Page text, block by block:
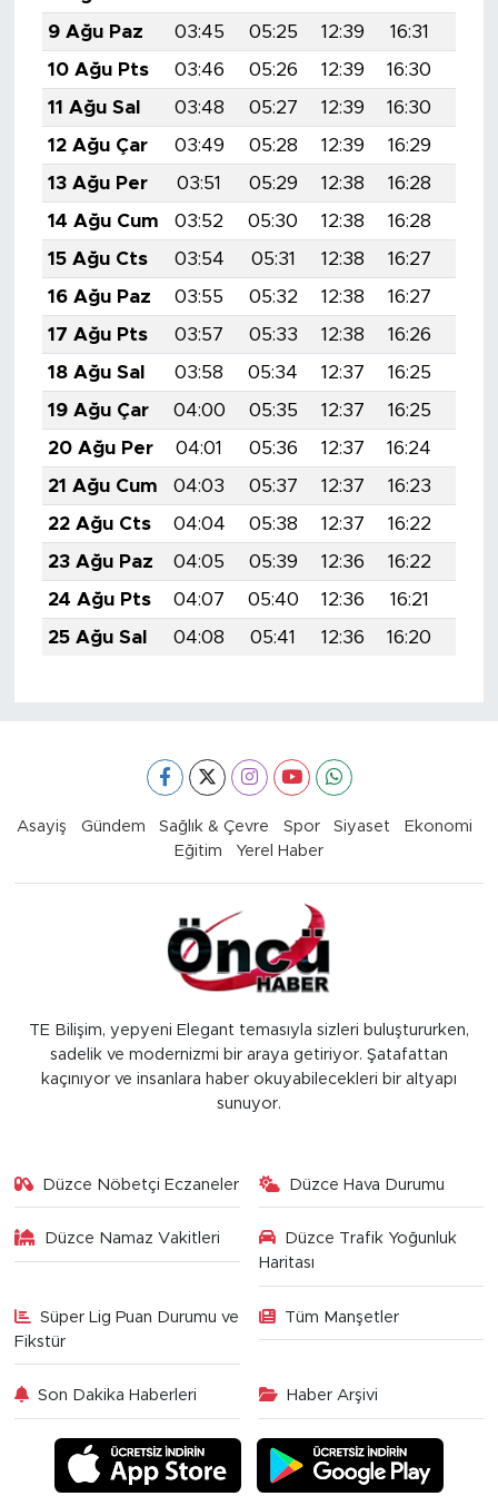
9 Ağu Paz
03:45 05:25 12:39 16:31
10 Ağu Pts
03:46 05:26 12:39 16:30
11 Ağu Sal
03:48 05:27 12:39 16:30
12 Ağu Çar
03:49 05:28 12:39 16:29
13 Ağu Per
03:51 05:29 12:38 16:28
14 Ağu Cum
03:52 05:30 12:38 16:28
15 Ağu Cts
03:54 05:31 12:38 16:27
16 Ağu Paz
03:55 05:32 12:38 16:27
17 Ağu Pts
03:57 05:33 12:38 16:26
18 Ağu Sal
03:58 05:34 12:37 16:25
19 Ağu Çar
04:00 05:35 12:37 16:25
20 Ağu Per
04:01 05:36 12:37 16:24
21 Ağu Cum
04:03 05:37 12:37 16:23
22 Ağu Cts
04:04 05:38 12:37 16:22
23 Ağu Paz
04:05 05:39 12:36 16:22
24 Ağu Pts
04:07 05:40 12:36 16:21
25 Ağu Sal
04:08 05:41 12:36 16:20
Asayiş Gündem Sağlık & Çevre Spor Siyaset
Ekonomi
Eğitim
Yerel Haber
TE Bilişim, yepyeni Elegant temasıyla sizleri buluştururken,
sadelik ve modernizmi bir araya getiriyor. Şatafattan
kaçınıyor ve insanlara haber okuyabilecekleri bir altyapı
sunuyor.
Düzce Nöbetçi Eczaneler Düzce Hava Durumu
Düzce Namaz Vakitleri
Düzce Trafik Yoğunluk
Haritası
Süper Lig Puan Durumu ve
Fikstür
Tüm Manşetler
Son Dakika Haberleri Haber Arşivi